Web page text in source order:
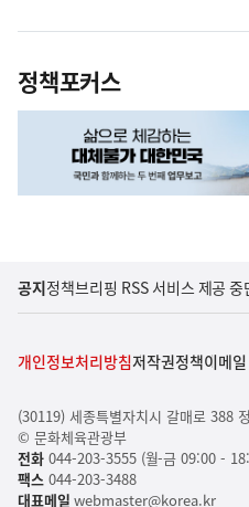
정책포커스
공지정책브리핑 RSS 서비스 제공 중
개인정보처리방침저작권정책이메
(30119) 세종특별자치시 갈매로 388
© 문화체육관광부
전화044-203-3555 (월-금 09:00 -
팩스044-203-3488
대표메일 webmaster@korea.kr